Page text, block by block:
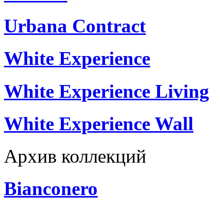
Urbana Contract
White Experience
White Experience Living
White Experience Wall
Архив коллекций
Bianconero